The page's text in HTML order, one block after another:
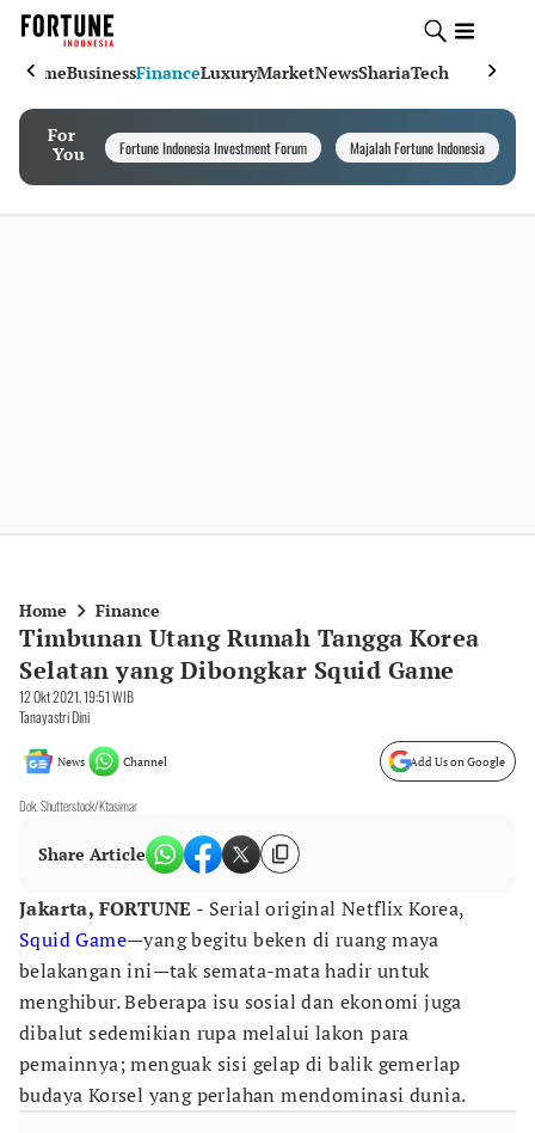
HomeBusinessFinanceLuxuryMarketNewsShariaTech
For
You
Fortune Indonesia Investment Forum Majalah Fortune Indonesia
Home Finance
Timbunan Utang Rumah Tangga Korea
Selatan yang Dibongkar Squid Game
12 Okt 2021, 19:51 WIB
Tanayastri Dini
News Channel Add Us on Google
Dok. Shutterstock/Ktasimar
Share Article
Jakarta, FORTUNE - Serial original Netflix Korea,
Squid Game—yang begitu beken di ruang maya
belakangan ini—tak semata-mata hadir untuk
menghibur. Beberapa isu sosial dan ekonomi juga
dibalut sedemikian rupa melalui lakon para
pemainnya; menguak sisi gelap di balik gemerlap
budaya Korsel yang perlahan mendominasi dunia.